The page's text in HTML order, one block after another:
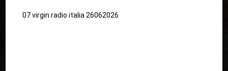
07 virgin radio italia 26062026